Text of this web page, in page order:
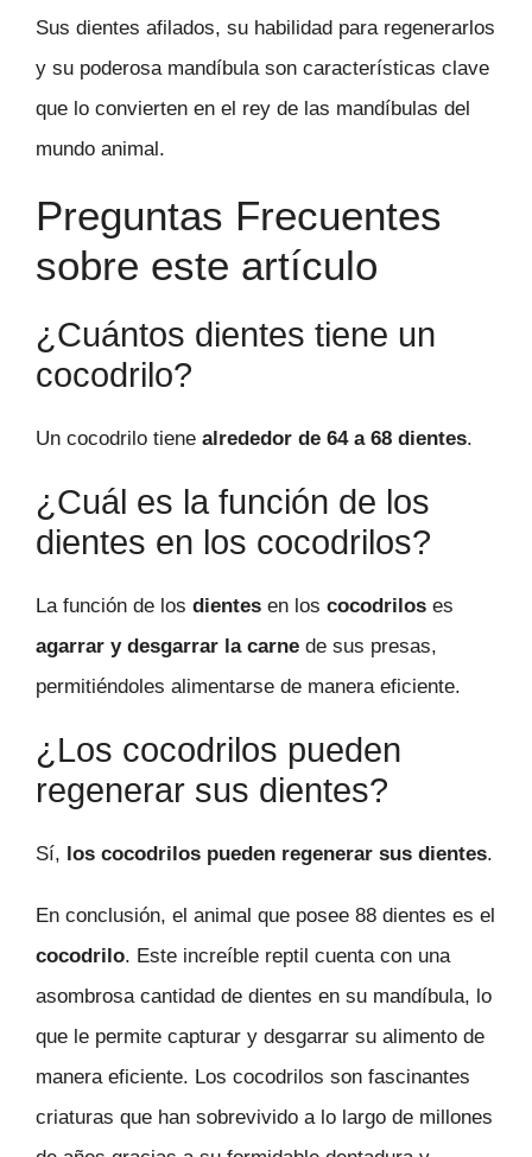
Sus dientes afilados, su habilidad para regenerarlos
y su poderosa mandíbula son características clave
que lo convierten en el rey de las mandíbulas del
mundo animal.
Preguntas Frecuentes
sobre este artículo
¿Cuántos dientes tiene un
cocodrilo?
Un cocodrilo tiene alrededor de 64 a 68 dientes.
¿Cuál es la función de los
dientes en los cocodrilos?
La función de los dientes en los cocodrilos es
agarrar y desgarrar la carne de sus presas,
permitiéndoles alimentarse de manera eficiente.
¿Los cocodrilos pueden
regenerar sus dientes?
Sí, los cocodrilos pueden regenerar sus dientes.
En conclusión, el animal que posee 88 dientes es el
cocodrilo. Este increíble reptil cuenta con una
asombrosa cantidad de dientes en su mandíbula, lo
que le permite capturar y desgarrar su alimento de
manera eficiente. Los cocodrilos son fascinantes
criaturas que han sobrevivido a lo largo de millones